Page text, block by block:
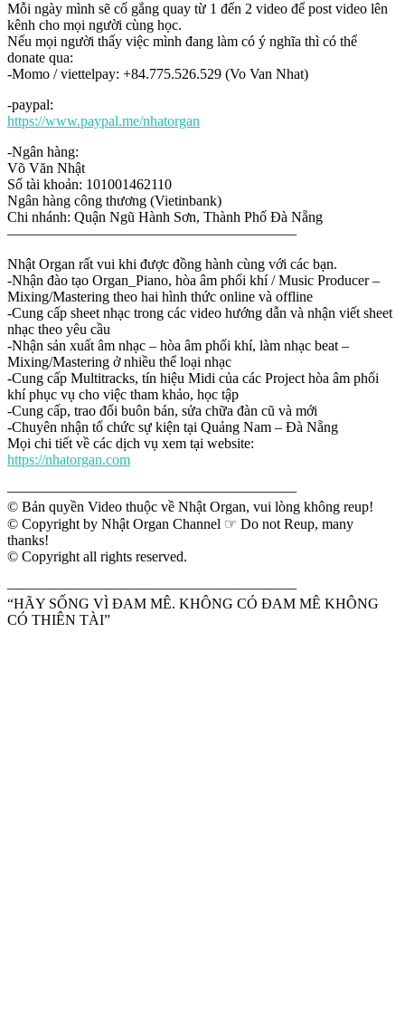
Mỗi ngày mình sẽ cố gắng quay từ 1 đến 2 video để post video lên
kênh cho mọi người cùng học.
Nếu mọi người thấy việc mình đang làm có ý nghĩa thì có thể
donate qua:
-Momo / viettelpay: +84.775.526.529 (Vo Van Nhat)
-paypal:
https://www.paypal.me/nhatorgan
-Ngân hàng:
Võ Văn Nhật
Số tài khoản: 101001462110
Ngân hàng công thương (Vietinbank)
Chi nhánh: Quận Ngũ Hành Sơn, Thành Phố Đà Nẵng
————————————————————
Nhật Organ rất vui khi được đồng hành cùng với các bạn.
-Nhận đào tạo Organ_Piano, hòa âm phối khí / Music Producer –
Mixing/Mastering theo hai hình thức online và offline
-Cung cấp sheet nhạc trong các video hướng dẫn và nhận viết sheet
nhạc theo yêu cầu
-Nhận sản xuất âm nhạc – hòa âm phối khí, làm nhạc beat –
Mixing/Mastering ở nhiều thể loại nhạc
-Cung cấp Multitracks, tín hiệu Midi của các Project hòa âm phối
khí phục vụ cho việc tham khảo, học tập
-Cung cấp, trao đổi buôn bán, sửa chữa đàn cũ và mới
-Chuyên nhận tổ chức sự kiện tại Quảng Nam – Đà Nẵng
Mọi chi tiết về các dịch vụ xem tại website:
https://nhatorgan.com
————————————————————
© Bản quyền Video thuộc về Nhật Organ, vui lòng không reup!
© Copyright by Nhật Organ Channel ☞ Do not Reup, many
thanks!
© Copyright all rights reserved.
————————————————————
“HÃY SỐNG VÌ ĐAM MÊ. KHÔNG CÓ ĐAM MÊ KHÔNG
CÓ THIÊN TÀI”